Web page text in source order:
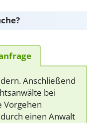
Anschließend
bei
Vorgehen
einen Anwalt